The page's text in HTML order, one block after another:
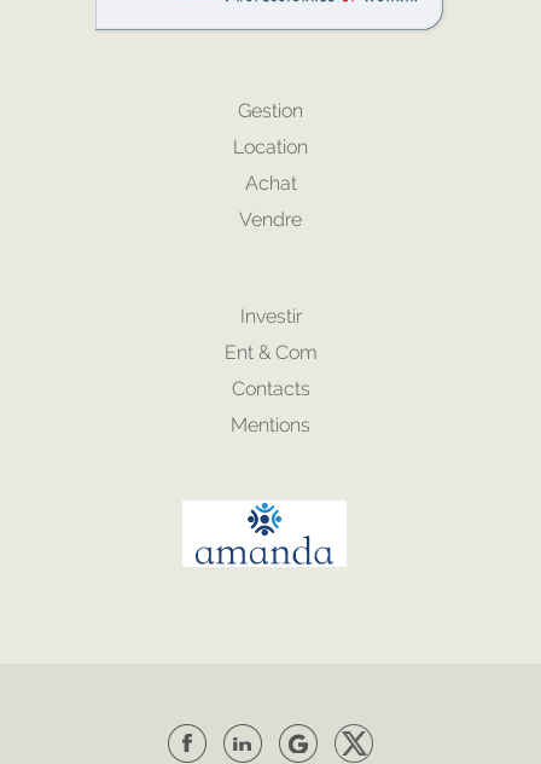
Gestion
Location
Achat
Vendre
Investir
Ent & Com
Contacts
Mentions